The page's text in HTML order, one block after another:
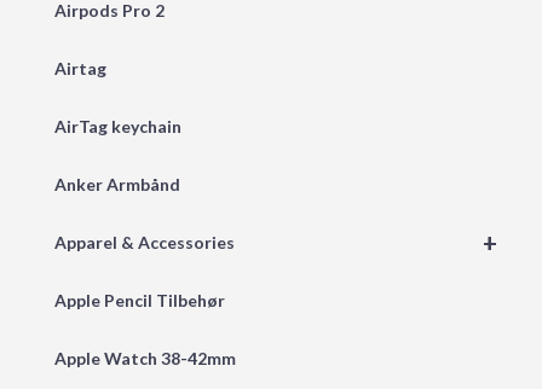
Airpods Pro 2
Airtag
AirTag keychain
Anker Armbånd
+
Apparel & Accessories
Apple Pencil Tilbehør
Apple Watch 38-42mm